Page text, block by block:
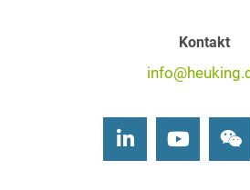
Kontakt
LinkedIn